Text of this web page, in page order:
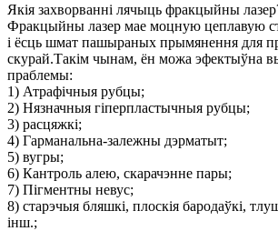
Якія захворванні лячыць фракцыйны
Фракцыйны лазер мае моцную цеплавую
і ёсць шмат пашыраных прымянення для
скурай.Такім чынам, ён можа эфектыўна
праблемы:
1) Атрафічныя рубцы;
2) Нязначныя гіперпластычныя рубцы;
3) расцяжкі;
4) Гарманальна-залежны дэрматыт;
5) вугры;
6) Кантроль алею, скарачэнне пары;
7) Пігментны невус;
8) старэчыя бляшкі, плоскія бародаўкі,
інш.;